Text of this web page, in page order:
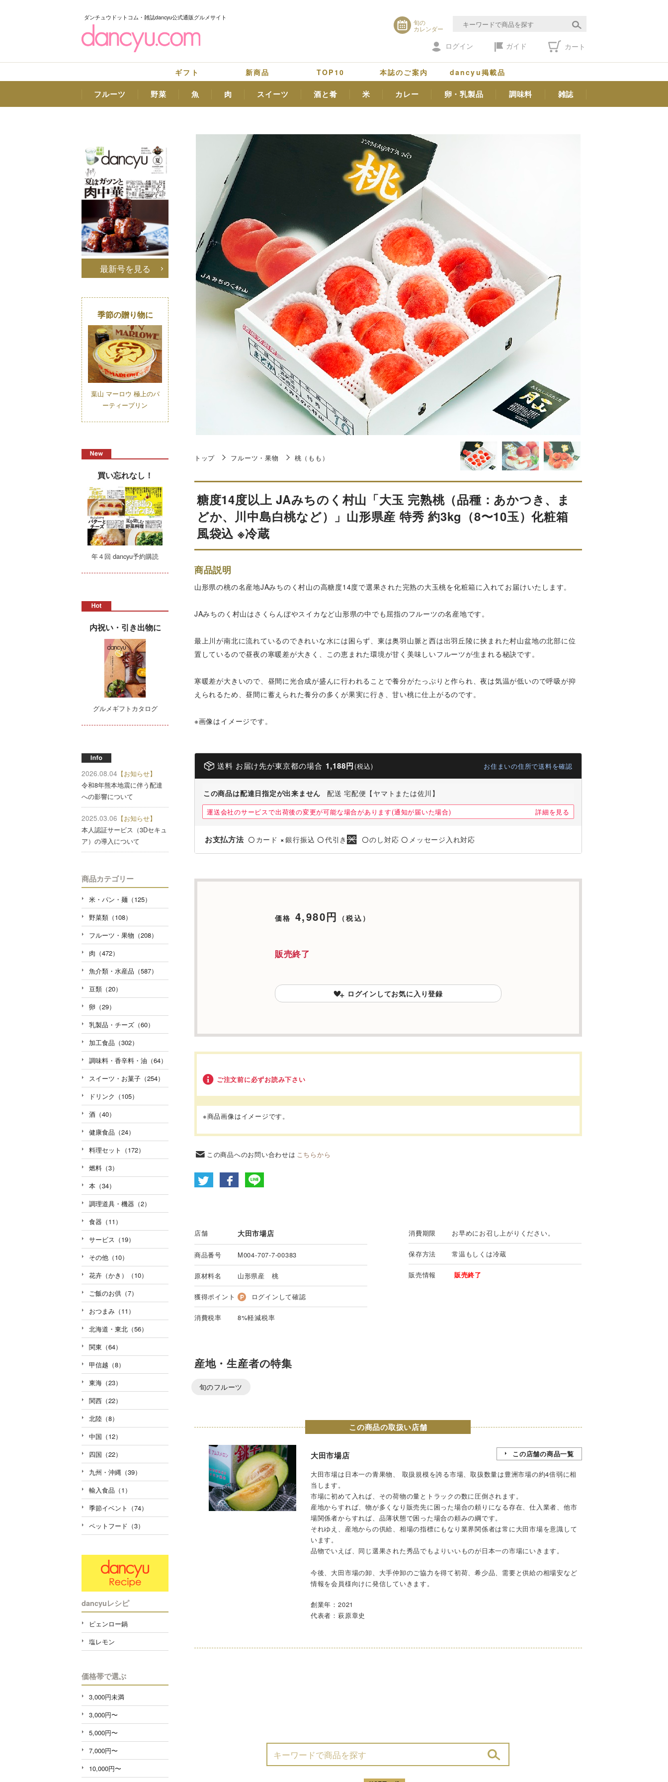
ダンチュウドットコム・雑誌dancyu公式通販グルメサイト
旬の
カレンダー
ログイン ガイド カート
ギフト 新商品 TOP10 本誌のご案内 dancyu掲載品
フルーツ 野菜 魚 肉 スイーツ 酒と肴 米 カレー 卵・乳製品 調味料 雑誌
トップ フルーツ・果物 桃（もも）
糖度14度以上 JAみちのく村山「大玉 完熟桃（品種：あかつき、ま
どか、川中島白桃など）」山形県産 特秀 約3kg（8〜10玉）化粧箱
風袋込 ※冷蔵
商品説明
山形県の桃の名産地JAみちのく村山の高糖度14度で選果された完熟の大玉桃を化粧箱に入れてお届けいたします。
JAみちのく村山はさくらんぼやスイカなど山形県の中でも屈指のフルーツの名産地です。
最上川が南北に流れているのできれいな水には困らず、東は奥羽山脈と西は出羽丘陵に挟まれた村山盆地の北部に位
置しているので昼夜の寒暖差が大きく、この恵まれた環境が甘く美味しいフルーツが生まれる秘訣です。
寒暖差が大きいので、昼間に光合成が盛んに行われることで養分がたっぷりと作られ、夜は気温が低いので呼吸が抑
えられるため、昼間に蓄えられた養分の多くが果実に行き、甘い桃に仕上がるのです。
※画像はイメージです。
送料 お届け先が東京都の場合 1,188円 (税込) お住まいの住所で送料を確認
この商品は配達日指定が出来ません 配送 宅配便【ヤマトまたは佐川】
運送会社のサービスで出荷後の変更が可能な場合があります(通知が届いた場合) 詳細を見る
お支払方法 〇 カード × 銀行振込 〇代引き 〇のし対応 〇 メッセージ入れ対応
価格 4,980円 （税込）
販売終了
ログインしてお気に入り登録
ご注文前に必ずお読み下さい
※商品画像はイメージです。
この商品へのお問い合わせは こちらから
店舗 大田市場店
商品番号 M004-707-7-00383
原材料名 山形県産 桃
獲得ポイント ログインして確認
消費税率 8%軽減税率
消費期限 お早めにお召し上がりください。
保存方法 常温もしくは冷蔵
販売情報 販売終了
産地・生産者の特集
旬のフルーツ
この商品の取扱い店舗
大田市場店 この店舗の商品一覧
大田市場は日本一の青果物、 取扱規模を誇る市場、取扱数量は豊洲市場の約4倍弱に相
当します。
市場に初めて入れば、その荷物の量とトラックの数に圧倒されます。
産地からすれば、物が多くなり販売先に困った場合の頼りになる存在、仕入業者、他市
場関係者からすれば、品薄状態で困った場合の頼みの綱です。
それゆえ、産地からの供給、相場の指標にもなり業界関係者は常に大田市場を意識して
います。
品物でいえば、同じ選果された秀品でもよりいいものが日本一の市場にいきます。
今後、大田市場の卸、大手仲卸のご協力を得て初荷、希少品、需要と供給の相場安など
情報を会員様向けに発信していきます。
創業年：2021
代表者：萩原章史
最新号を見る
季節の贈り物に
葉山 マーロウ 極上のパ
ーティープリン
買い忘れなし！
年４回 dancyu予約購読
内祝い・引き出物に
グルメギフトカタログ
2026.08.04 【お知らせ】
令和8年熊本地震に伴う配達
への影響について
2025.03.06 【お知らせ】
本人認証サービス（3Dセキュ
ア）の導入について
商品カテゴリー
米・パン・麺（125）
野菜類（108）
フルーツ・果物（208）
肉（472）
魚介類・水産品（587）
豆類（20）
卵（29）
乳製品・チーズ（60）
加工食品（302）
調味料・香辛料・油（64）
スイーツ・お菓子（254）
ドリンク（105）
酒（40）
健康食品（24）
料理セット（172）
燃料（3）
本（34）
調理道具・機器（2）
食器（11）
サービス（19）
その他（10）
花卉（かき）（10）
ご飯のお供（7）
おつまみ（11）
北海道・東北（56）
関東（64）
甲信越（8）
東海（23）
関西（22）
北陸（8）
中国（12）
四国（22）
九州・沖縄（39）
輸入食品（1）
季節イベント（74）
ペットフード（3）
dancyuレシピ
ピェンロー鍋
塩レモン
価格帯で選ぶ
3,000円未満
3,000円〜
5,000円〜
7,000円〜
10,000円〜